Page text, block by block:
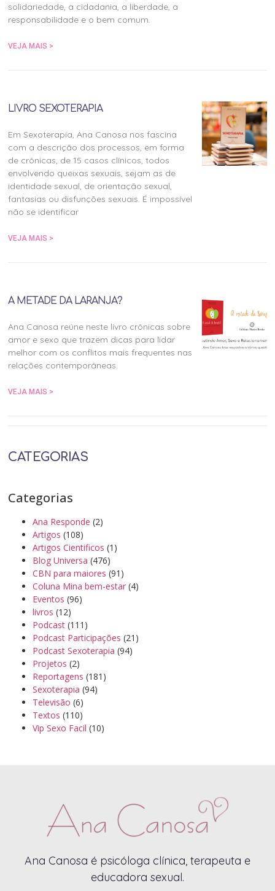
solidariedade, a cidadania, a liberdade, a
responsabilidade e o bem comum.
VEJA MAIS >
LIVRO SEXOTERAPIA
Em Sexoterapia, Ana Canosa nos fascina
com a descrição dos processos, em forma
de crônicas, de 15 casos clínicos, todos
envolvendo queixas sexuais, sejam as de
identidade sexual, de orientação sexual,
fantasias ou disfunções sexuais. É impossível
não se identificar
VEJA MAIS >
A METADE DA LARANJA?
Ana Canosa reúne neste livro crônicas sobre
amor e sexo que trazem dicas para lidar
melhor com os conflitos mais frequentes nas
relações contemporâneas.
VEJA MAIS >
CATEGORIAS
Categorias
Ana Responde (2)
Artigos (108)
Artigos Cientificos (1)
Blog Universa (476)
CBN para maiores (91)
Coluna Mina bem-estar (4)
Eventos (96)
livros (12)
Podcast (111)
Podcast Participações (21)
Podcast Sexoterapia (94)
Projetos (2)
Reportagens (181)
Sexoterapia (94)
Televisão (6)
Textos (110)
Vip Sexo Facil (10)
Ana Canosa é psicóloga clínica, terapeuta e
educadora sexual.